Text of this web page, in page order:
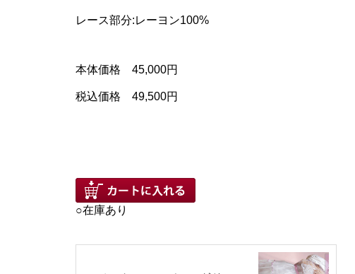
レース部分:レーヨン100%
本体価格 45,000円
税込価格 49,500円
○在庫あり